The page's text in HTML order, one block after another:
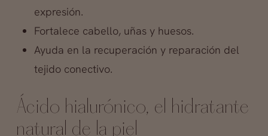
expresión.
Fortalece cabello, uñas y huesos.
Ayuda en la recuperación y reparación del
tejido conectivo.
Ácido hialurónico, el hidratante
natural de la piel